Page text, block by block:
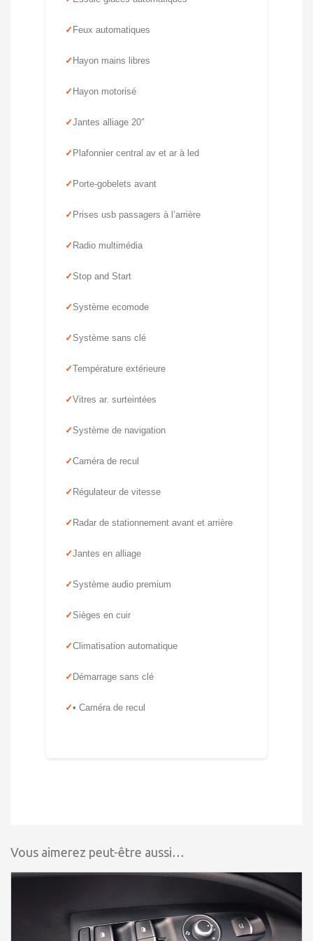
Feux automatiques
Hayon mains libres
Hayon motorisé
Jantes alliage 20″
Plafonnier central av et ar à led
Porte-gobelets avant
Prises usb passagers à l’arrière
Radio multimédia
Stop and Start
Système ecomode
Système sans clé
Température extérieure
Vitres ar. surteintées
Système de navigation
Caméra de recul
Régulateur de vitesse
Radar de stationnement avant et arrière
Jantes en alliage
Système audio premium
Sièges en cuir
Climatisation automatique
Démarrage sans clé
• Caméra de recul
Vous aimerez peut-être aussi…